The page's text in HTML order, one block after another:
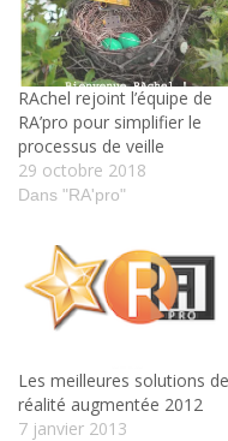
RAchel rejoint l’équipe de
RA’pro pour simplifier le
processus de veille
29 octobre 2018
Dans "RA'pro"
Les meilleures solutions de
réalité augmentée 2012
7 janvier 2013